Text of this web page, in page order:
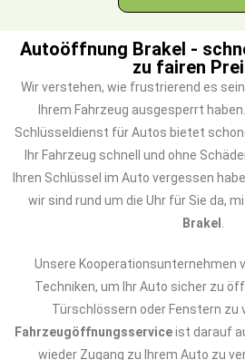
Autoöffnung Brakel -
zu fairen
Wir verstehen, wie frustrierend es
Ihrem Fahrzeug ausgesperrt
Schlüsseldienst für Autos bietet
Ihr Fahrzeug schnell und ohne
Ihren Schlüssel im Auto vergessen
wir sind rund um die Uhr für Sie da,
Brakel
Unsere Kooperationsunternehmen
Techniken, um Ihr Auto sicher zu
Türschlössern oder Fenstern zu
Fahrzeugöffnungsserviceist darauf
wieder Zugang zu Ihrem Auto zu